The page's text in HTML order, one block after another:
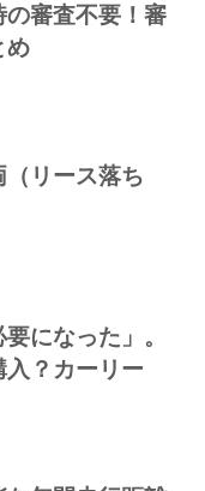
の審査不要！審
め
（リース落ち
になった」。
？カーリー